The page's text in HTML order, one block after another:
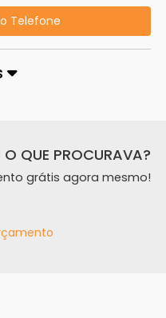
Telefone
O QUE PROCURAVA?
grátis agora mesmo!